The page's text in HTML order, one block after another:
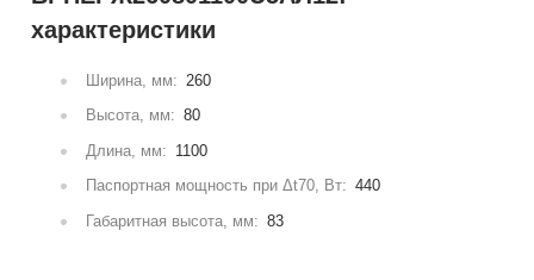
характеристики
Ширина, мм: 260
Высота, мм: 80
Длина, мм: 1100
Паспортная мощность при Δt70, Вт: 440
Габаритная высота, мм: 83